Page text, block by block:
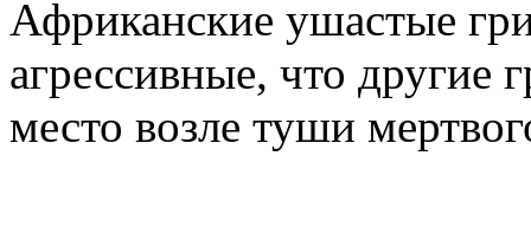
Африканские ушастые
агрессивные, что
место возле туши